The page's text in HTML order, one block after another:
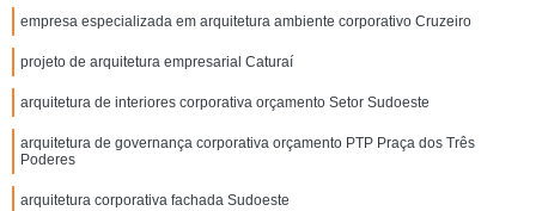
empresa especializada em arquitetura ambiente corporativo Cruzeiro
projeto de arquitetura empresarial Caturaí
arquitetura de interiores corporativa orçamento Setor Sudoeste
arquitetura de governança corporativa orçamento PTP Praça dos Três
Poderes
arquitetura corporativa fachada Sudoeste